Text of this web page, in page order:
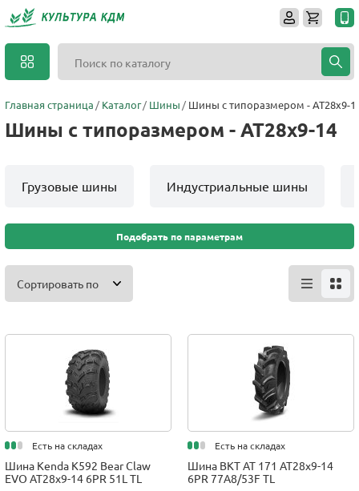
Главная страница Каталог Шины Шины с типоразмером - AT28x9-
Шины с типоразмером - AT28x9-14
Грузовые шины Индустриальные шины
Подобрать по параметрам
Сортировать по
Есть на складах
Шина Kenda K592 Bear Claw
EVO AT28x9-14 6PR 51L TL
Есть на складах
Шина BKT AT 171 AT28x9-14
6PR 77A8/53F TL